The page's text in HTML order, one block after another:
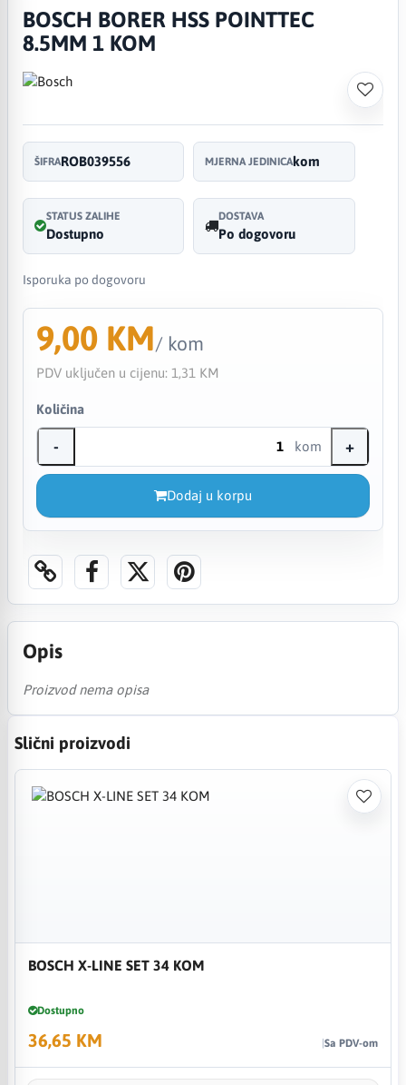
BOSCH BORER HSS POINTTEC
8.5MM 1 KOM
ŠIFRAROB039556 MJERNA JEDINICAkom
STATUS ZALIHE
Dostupno
DOSTAVA
Po dogovoru
Isporuka po dogovoru
9,00 KM/ kom
PDV uključen u cijenu: 1,31 KM
Količina
- kom +
Dodaj u korpu
Opis
Proizvod nema opisa
Slični proizvodi
BOSCH X-LINE SET 34 KOM
Dostupno
36,65 KM Sa PDV-om